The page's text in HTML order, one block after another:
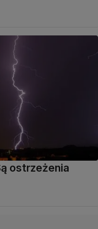
ostrzeżenia